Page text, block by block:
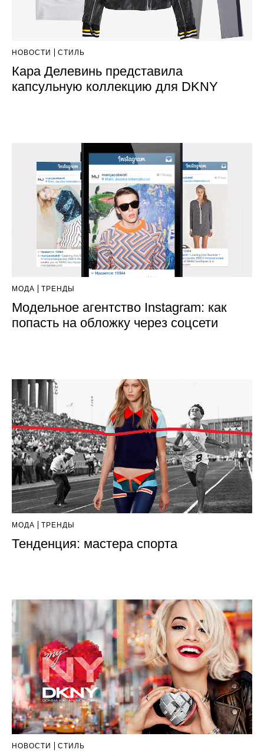
НОВОСТИ СТИЛЬ
Кара Делевинь представила
капсульную коллекцию для DKNY
МОДА ТРЕНДЫ
Модельное агентство Instagram: как
попасть на обложку через соцсети
МОДА ТРЕНДЫ
Тенденция: мастера спорта
НОВОСТИ СТИЛЬ